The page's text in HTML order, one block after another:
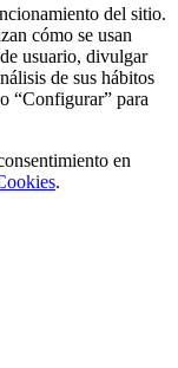
del sitio.
cómo se usan
usuario, divulgar
de sus hábitos
“Configurar” para
en
.